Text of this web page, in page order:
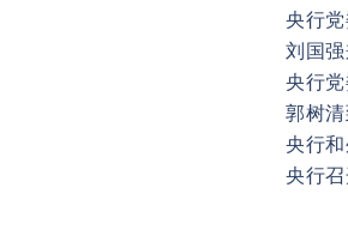
央行
刘国
央行
郭树
央行
央行